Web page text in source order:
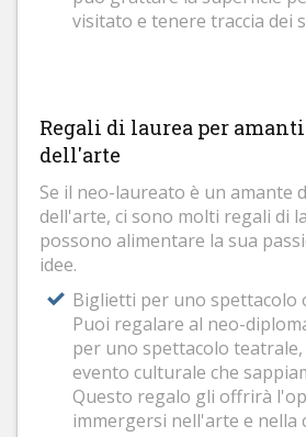
visitato e tenere traccia dei
Regali di laurea per
dell'arte
Se il neo-laureato è un amante
dell'arte, ci sono molti regali di
possono alimentare la sua
idee.
Biglietti per uno spettacolo
Puoi regalare al neo-
per uno spettacolo
evento culturale che
Questo regalo gli offrirà
immergersi nell'arte e nella